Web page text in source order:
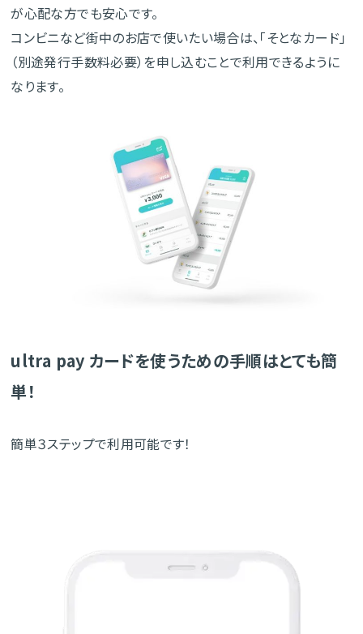
が心配な方でも安心です。
コンビニなど街中のお店で使いたい場合は、「そとなカード」
（別途発行手数料必要）を申し込むことで利用できるように
なります。
ultra pay カードを使うための手順はとても簡
単！
簡単３ステップで利用可能です！